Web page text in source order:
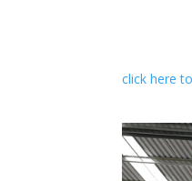
click here